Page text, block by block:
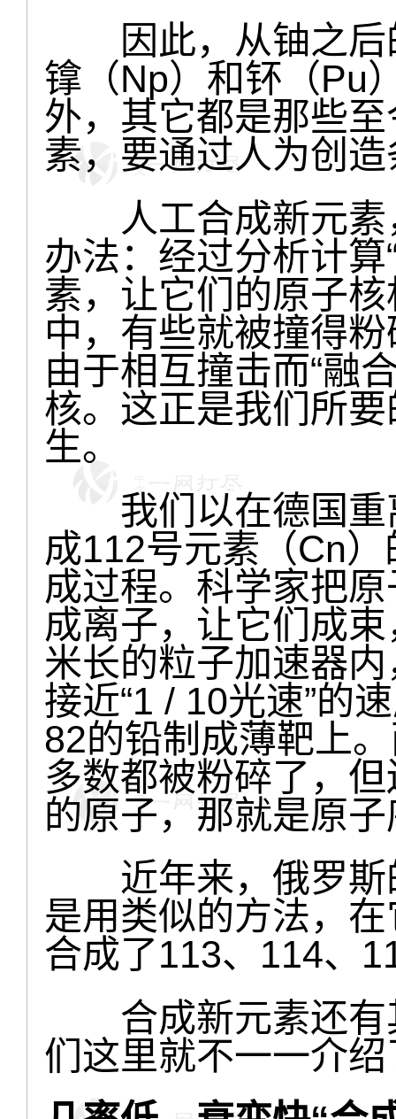
因此，从铀之后
镎（Np）和钚（Pu
外，其它都是那些
素，要通过人为创
人工合成新元素
办法：经过分析计算
素，让它们的原子
中，有些就被撞得
由于相互撞击而“融
核。这正是我们所
生。
我们以在德国重
成112号元素（Cn
成过程。科学家把
成离子，让它们成
米长的粒子加速器
接近“1 / 10光速”的
82的铅制成薄靶上
多数都被粉碎了，
的原子，那就是原
近年来，俄罗斯
是用类似的方法，
合成了113、114、
合成新元素还有
们这里就不一一介绍